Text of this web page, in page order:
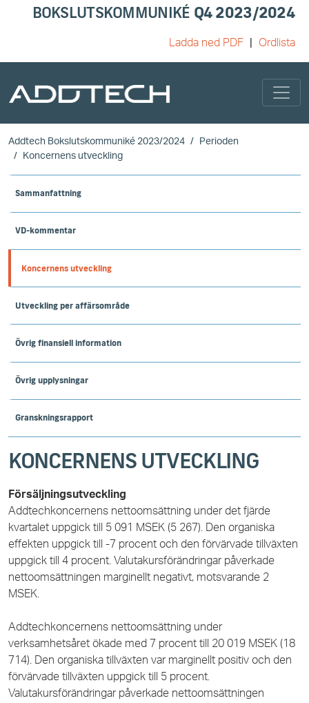
BOKSLUTSKOMMUNIKÉ Q4 2023/2024
Ladda ned PDF Ordlista
Skip to main content
Addtech Bokslutskommuniké 2023/2024
Perioden
Koncernens utveckling
Sammanfattning
VD-kommentar
Koncernens utveckling
Utveckling per affärsområde
Övrig finansiell information
Övrig upplysningar
Granskningsrapport
KONCERNENS UTVECKLING
Försäljningsutveckling
Addtechkoncernens nettoomsättning under det fjärde
kvartalet uppgick till 5 091 MSEK (5 267).
Den organiska
effekten uppgick till -7 procent och den förvärvade tillväxten
uppgick till 4 procent. Valutakursförändringar påverkade
nettoomsättningen marginellt negativt, motsvarande 2
MSEK.
Addtechkoncernens nettoomsättning under
verksamhetsåret ökade med 7 procent till 20 019 MSEK (18
714). Den organiska tillväxten var marginellt positiv och den
förvärvade tillväxten uppgick till 5 procent.
Valutakursförändringar påverkade nettoomsättningen